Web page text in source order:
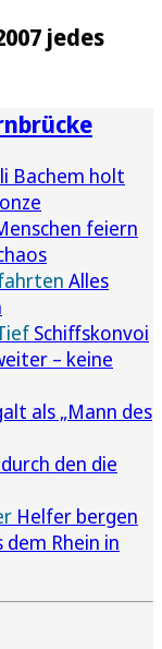
jedes
Bachem holt
feiern
Alles
Schiffskonvoi
– keine
als „Mann des
den die
Helfer bergen
Rhein in